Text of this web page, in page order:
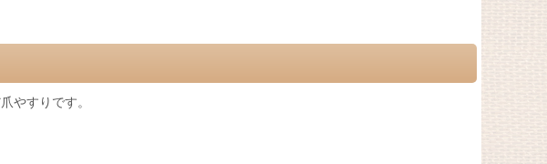
やすりです。